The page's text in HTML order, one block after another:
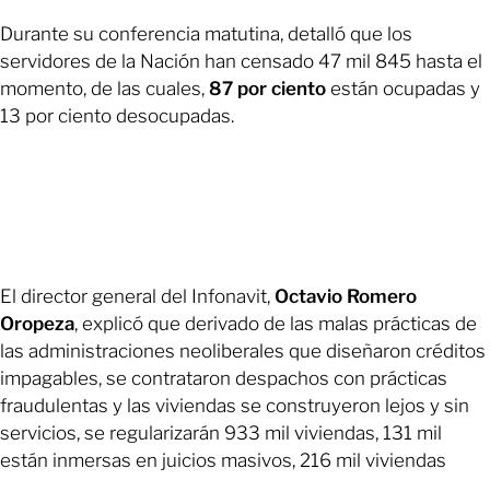
Durante su conferencia matutina, detalló que los
servidores de la Nación han censado 47 mil 845 hasta el
momento, de las cuales, 87 por ciento están ocupadas y
13 por ciento desocupadas.
El director general del Infonavit, Octavio Romero
Oropeza, explicó que derivado de las malas prácticas de
las administraciones neoliberales que diseñaron créditos
impagables, se contrataron despachos con prácticas
fraudulentas y las viviendas se construyeron lejos y sin
servicios, se regularizarán 933 mil viviendas, 131 mil
están inmersas en juicios masivos, 216 mil viviendas